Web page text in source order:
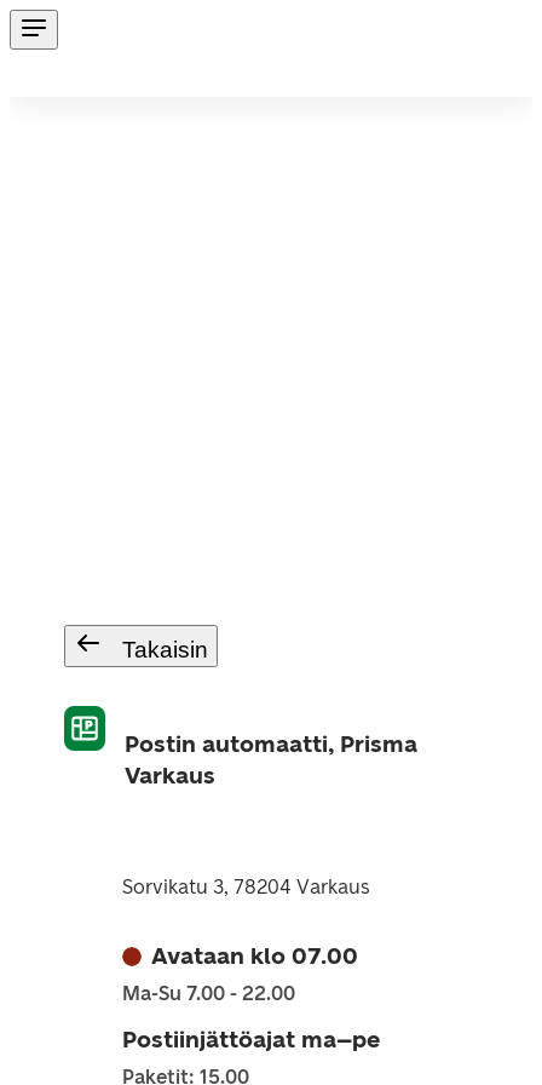
Takaisin
Postin automaatti, Prisma
Varkaus
Sorvikatu 3, 78204 Varkaus
Avataan klo 07.00
Ma-Su 7.00 - 22.00
Postiinjättöajat ma–pe
Paketit: 15.00